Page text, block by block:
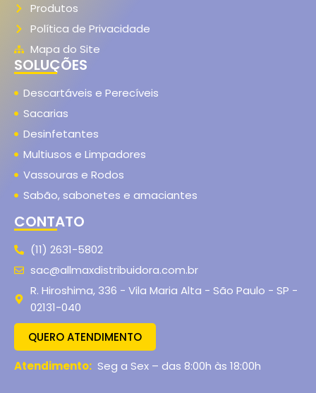
Produtos
Política de Privacidade
Mapa do Site
SOLUÇÕES
Descartáveis e Perecíveis
Sacarias
Desinfetantes
Multiusos e Limpadores
Vassouras e Rodos
Sabão, sabonetes e amaciantes
CONTATO
(11) 2631-5802
sac@allmaxdistribuidora.com.br
R. Hiroshima, 336 - Vila Maria Alta - São Paulo - SP -
02131-040
QUERO ATENDIMENTO
Atendimento: Seg a Sex – das 8:00h às 18:00h